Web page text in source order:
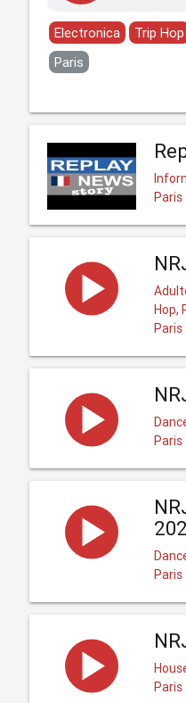
Electronica
Trip Hop
Paris
Paris
Hop,
Paris
Paris
Paris
Paris